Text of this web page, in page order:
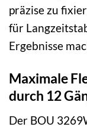
präzise zu
für
Ergebnisse
Maximale
durch 12
Der BOU